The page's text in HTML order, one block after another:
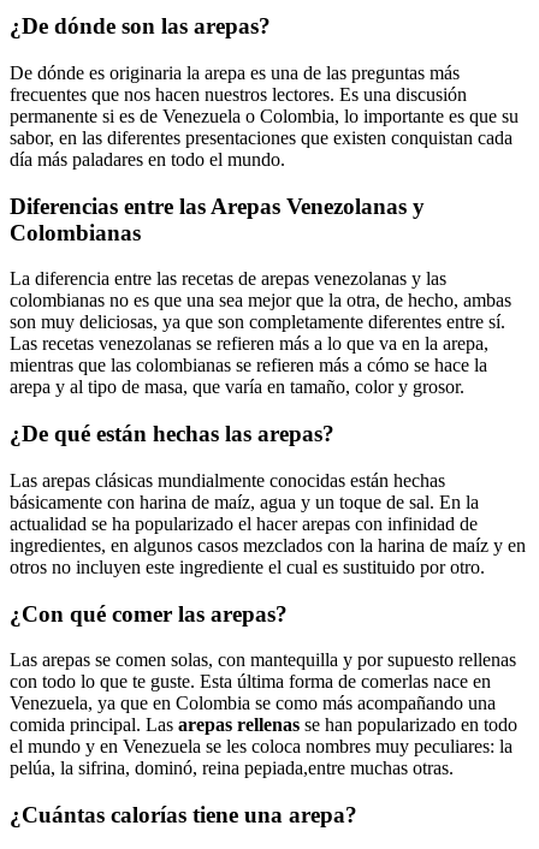
¿De dónde son las arepas?
De dónde es originaria la arepa es una de las preguntas más
frecuentes que nos hacen nuestros lectores. Es una discusión
permanente si es de Venezuela o Colombia, lo importante es que su
sabor, en las diferentes presentaciones que existen conquistan cada
día más paladares en todo el mundo.
Diferencias entre las Arepas Venezolanas y
Colombianas
La diferencia entre las recetas de arepas venezolanas y las
colombianas no es que una sea mejor que la otra, de hecho, ambas
son muy deliciosas, ya que son completamente diferentes entre sí.
Las recetas venezolanas se refieren más a lo que va en la arepa,
mientras que las colombianas se refieren más a cómo se hace la
arepa y al tipo de masa, que varía en tamaño, color y grosor.
¿De qué están hechas las arepas?
Las arepas clásicas mundialmente conocidas están hechas
básicamente con harina de maíz, agua y un toque de sal. En la
actualidad se ha popularizado el hacer arepas con infinidad de
ingredientes, en algunos casos mezclados con la harina de maíz y en
otros no incluyen este ingrediente el cual es sustituido por otro.
¿Con qué comer las arepas?
Las arepas se comen solas, con mantequilla y por supuesto rellenas
con todo lo que te guste. Esta última forma de comerlas nace en
Venezuela, ya que en Colombia se como más acompañando una
comida principal. Las arepas rellenas se han popularizado en todo
el mundo y en Venezuela se les coloca nombres muy peculiares: la
pelúa, la sifrina, dominó, reina pepiada,entre muchas otras.
¿Cuántas calorías tiene una arepa?